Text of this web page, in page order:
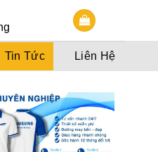
Tin Tức Liên Hệ